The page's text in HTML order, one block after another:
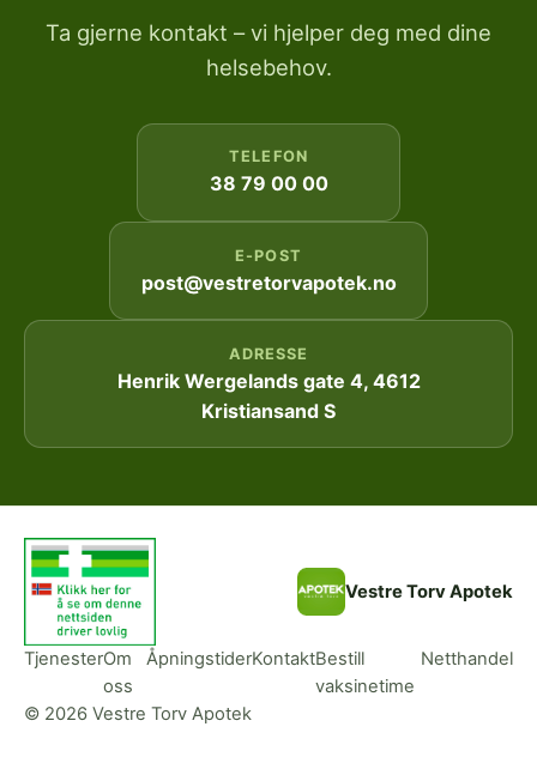
Ta gjerne kontakt – vi hjelper deg med dine
helsebehov.
TELEFON
38 79 00 00
E-POST
post@vestretorvapotek.no
ADRESSE
Henrik Wergelands gate 4, 4612
Kristiansand S
Vestre Torv Apotek
TjenesterOm
oss
ÅpningstiderKontaktBestill
vaksinetime
Netthandel
© 2026 Vestre Torv Apotek